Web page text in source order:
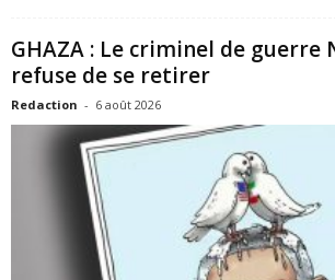
GHAZA : Le criminel de guerre
refuse de se retirer
Redaction - 6 août 2026